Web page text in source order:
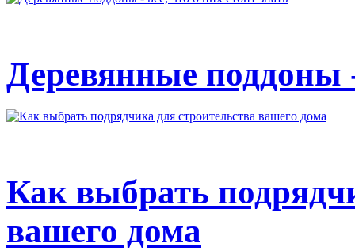
Деревянные поддоны
Как выбрать
вашего дома